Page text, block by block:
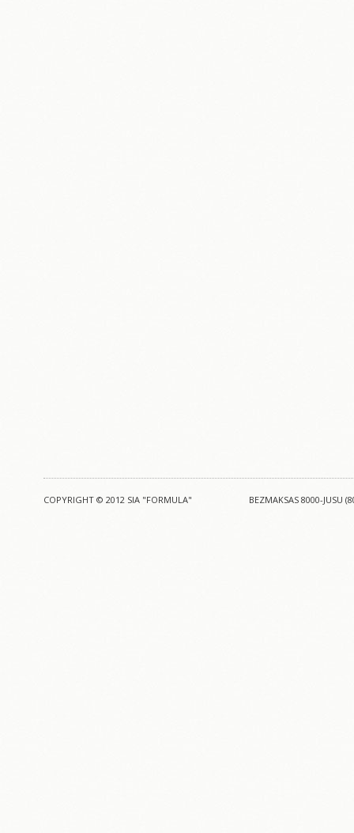
COPYRIGHT © 2012 SIA "FORMULA" BEZMAKSAS 8000-JUSU